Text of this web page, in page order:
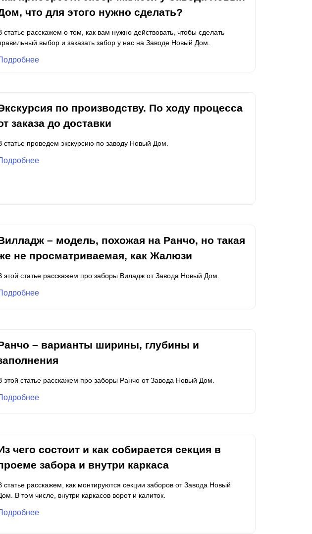
заборы
"сделай сам"
Каркасы ворот
Входные группы
что для этого нужно сделать?
статье расскажем о том, как вам нужно действовать, чтобы сделать
выбор и заказать забор у нас на Заводе Новый Дом.
по производству. По ходу процесса
заказа до доставки
статье проведем экскурсию по заводу Новый Дом.
– модель, похожая на Ранчо, но такая
не просматриваемая, как Жалюзи
этой статье расскажем про заборы Виладж от Завода Новый Дом.
– варианты ширины, глубины и
этой статье расскажем про заборы Ранчо от Завода Новый Дом.
чего состоит и как собирается секция в
забора и внутри каркаса
статье расскажем, как монтируются секции заборов от Завода Новый
В том числе, внутри каркасов ворот и калиток.